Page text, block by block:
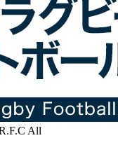
All